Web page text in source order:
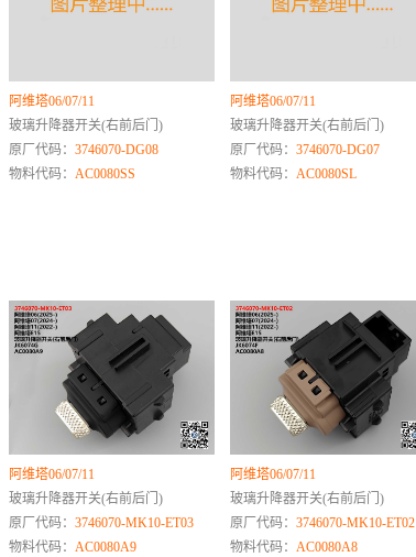
阿维塔06/07/11
玻璃升降器开关(右前后门)
原厂代码： 3746070-DG08
物料代码： AC0080SS
阿维塔06/07/11
玻璃升降器开关(右前后门)
原厂代码： 3746070-DG07
物料代码： AC0080SL
阿维塔06/07/11
玻璃升降器开关(右前后门)
原厂代码： 3746070-MK10-ET03
物料代码： AC0080A9
阿维塔06/07/11
玻璃升降器开关(右前后门)
原厂代码： 3746070-MK10-ET02
物料代码： AC0080A8